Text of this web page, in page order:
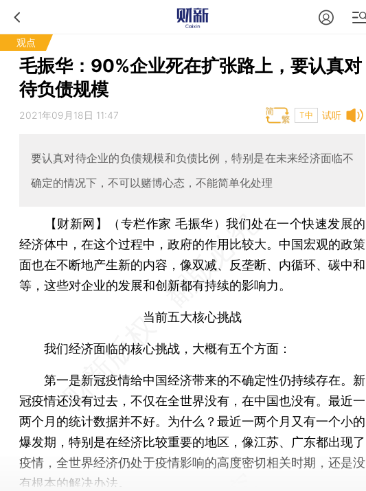
观点
毛振华：90%企业死在扩张路上，要认真对
待负债规模
试听
2021年09月18日 11:47 T中
要认真对待企业的负债规模和负债比例，特别是在未来经济面临不
确定的情况下，不可以赌博心态，不能简单化处理
【财新网】（专栏作家 毛振华）我们处在一个快速发展的
经济体中，在这个过程中，政府的作用比较大。中国宏观的政策
面也在不断地产生新的内容，像双减、反垄断、内循环、碳中和
等，这些对企业的发展和创新都有持续的影响力。
当前五大核心挑战
我们经济面临的核心挑战，大概有五个方面：
第一是新冠疫情给中国经济带来的不确定性仍持续存在。新
冠疫情还没有过去，不仅在全世界没有，在中国也没有。最近一
两个月的统计数据并不好。为什么？最近一两个月又有一个小的
爆发期，特别是在经济比较重要的地区，像江苏、广东都出现了
疫情，全世界经济仍处于疫情影响的高度密切相关时期，还是没
有根本的解决办法。